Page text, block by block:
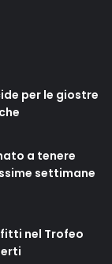
per le giostre
a tenere
settimane
nel Trofeo